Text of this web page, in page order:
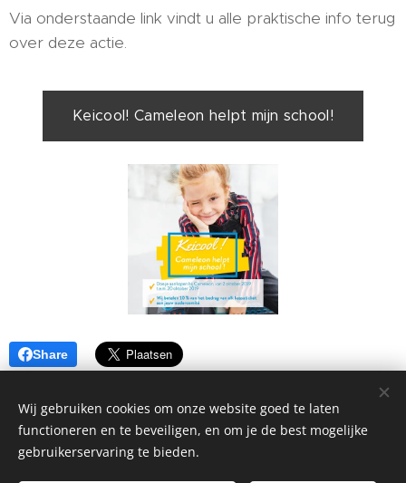
Via onderstaande link vindt u alle praktische info terug
over deze actie.
Keicool! Cameleon helpt mijn school!
Share
Wij gebruiken cookies om onze website goed te laten
functioneren en te beveiligen, en om je de best mogelijke
gebruikerservaring te bieden.